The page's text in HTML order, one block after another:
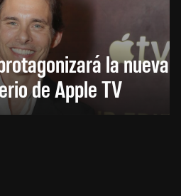
la nueva
de Apple TV